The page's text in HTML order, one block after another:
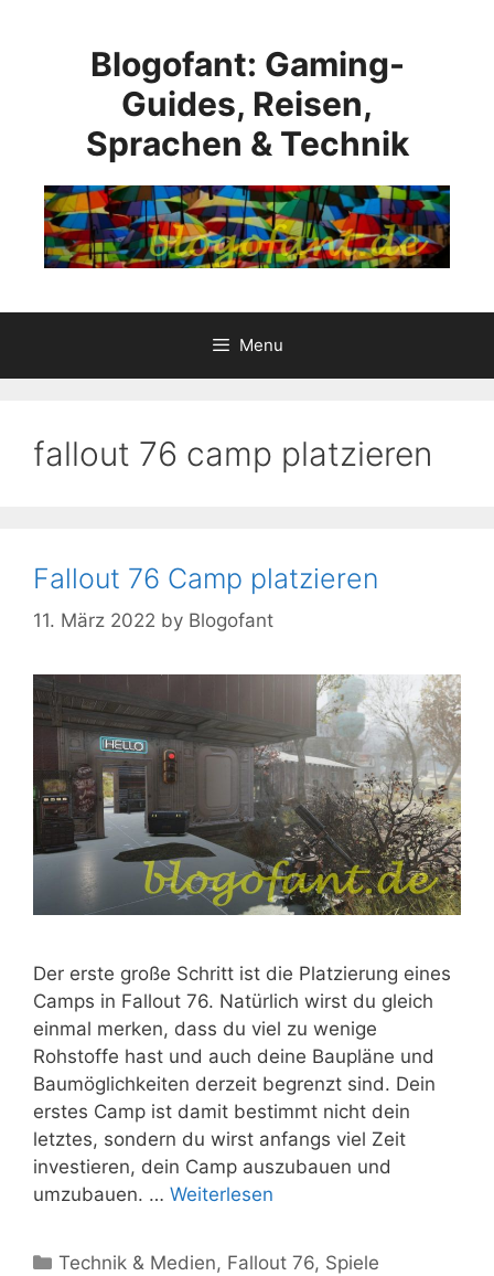
Blogofant: Gaming-
Guides, Reisen,
Sprachen & Technik
Menu
fallout 76 camp platzieren
Fallout 76 Camp platzieren
11. März 2022 by Blogofant
Der erste große Schritt ist die Platzierung eines
Camps in Fallout 76. Natürlich wirst du gleich
einmal merken, dass du viel zu wenige
Rohstoffe hast und auch deine Baupläne und
Baumöglichkeiten derzeit begrenzt sind. Dein
erstes Camp ist damit bestimmt nicht dein
letztes, sondern du wirst anfangs viel Zeit
investieren, dein Camp auszubauen und
umzubauen. … Weiterlesen
Kategorien
Technik & Medien, Fallout 76, Spiele